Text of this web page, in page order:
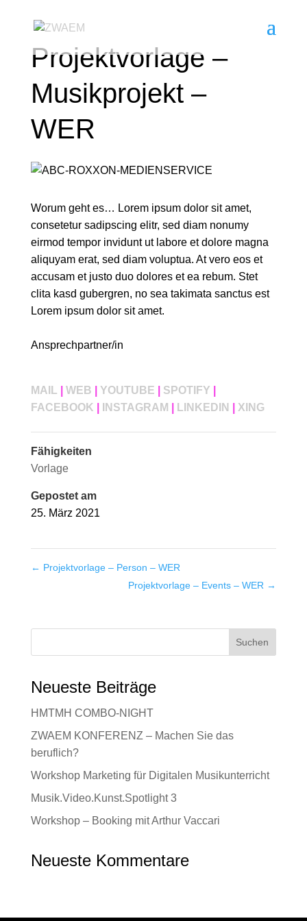
Projektvorlage –
Musikprojekt –
WER
Worum geht es… Lorem ipsum dolor sit amet,
consetetur sadipscing elitr, sed diam nonumy
eirmod tempor invidunt ut labore et dolore magna
aliquyam erat, sed diam voluptua. At vero eos et
accusam et justo duo dolores et ea rebum. Stet
clita kasd gubergren, no sea takimata sanctus est
Lorem ipsum dolor sit amet.
Ansprechpartner/in
MAIL WEB YOUTUBE SPOTIFY
FACEBOOK
INSTAGRAM LINKEDIN XING
Fähigkeiten
Vorlage
Gepostet am
25. März 2021
← Projektvorlage – Person – WER
Projektvorlage – Events – WER →
Neueste Beiträge
HMTMH COMBO-NIGHT
ZWAEM KONFERENZ – Machen Sie das
beruflich?
Workshop Marketing für Digitalen Musikunterricht
Musik.Video.Kunst.Spotlight 3
Workshop – Booking mit Arthur Vaccari
Neueste Kommentare